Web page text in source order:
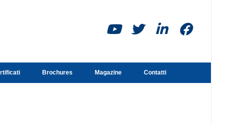
Brochures Magazine Contatti